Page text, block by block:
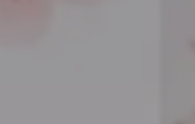
ョン研修
レ
ンまま利楽（狛江店舗）